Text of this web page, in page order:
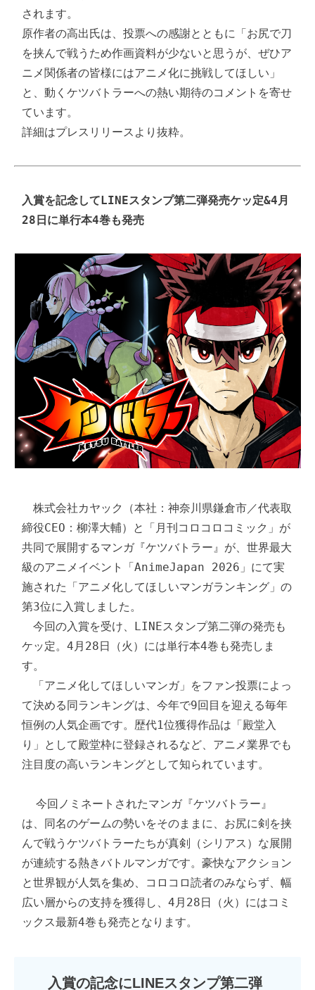
されます。
原作者の高出氏は、投票への感謝とともに「お尻で刀
を挟んで戦うため作画資料が少ないと思うが、ぜひア
ニメ関係者の皆様にはアニメ化に挑戦してほしい」
と、動くケツバトラーへの熱い期待のコメントを寄せ
ています。
詳細はプレスリリースより抜粋。
入賞を記念してLINEスタンプ第二弾発売ケッ定&4月
28日に単行本4巻も発売
株式会社カヤック（本社：神奈川県鎌倉市／代表取
締役CEO：柳澤大輔）と「月刊コロコロコミック」が
共同で展開するマンガ『ケツバトラー』が、世界最大
級のアニメイベント「AnimeJapan 2026」にて実
施された「アニメ化してほしいマンガランキング」の
第3位に入賞しました。
今回の入賞を受け、LINEスタンプ第二弾の発売も
ケッ定。4月28日（火）には単行本4巻も発売しま
す。
「アニメ化してほしいマンガ」をファン投票によっ
て決める同ランキングは、今年で9回目を迎える毎年
恒例の人気企画です。歴代1位獲得作品は「殿堂入
り」として殿堂枠に登録されるなど、アニメ業界でも
注目度の高いランキングとして知られています。
今回ノミネートされたマンガ『ケツバトラー』
は、同名のゲームの勢いをそのままに、お尻に剣を挟
んで戦うケツバトラーたちが真剣（シリアス）な展開
が連続する熱きバトルマンガです。豪快なアクション
と世界観が人気を集め、コロコロ読者のみならず、幅
広い層からの支持を獲得し、4月28日（火）にはコミ
ックス最新4巻も発売となります。
入賞の記念にLINEスタンプ第二弾